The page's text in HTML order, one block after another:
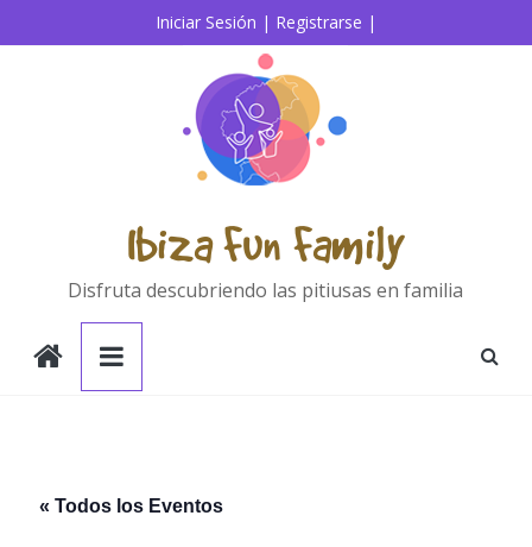
al
Iniciar Sesión | Registrarse |
Ibiza Fun Family
Disfruta descubriendo las pitiusas en familia
« Todos los Eventos